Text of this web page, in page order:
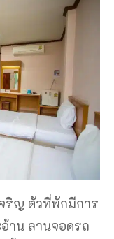
จริญ ตัวที่พักมีการ
าน ลานจอดรถ